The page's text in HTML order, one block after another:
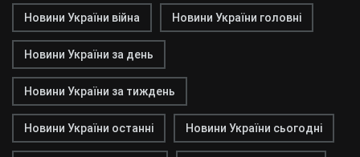
Новини України війна Новини України головні
Новини України за день
Новини України за тиждень
Новини України останні Новини України сьогодні